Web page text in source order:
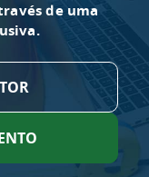
de uma